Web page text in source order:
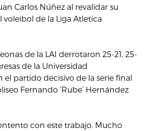
Carlos Núñez al revalidar su
de la Liga Atletica
de la LAI derrotaron 25-21, 25-
de la Universidad
el partido decisivo de la serie final
Fernando ‘Rube’ Hernández
con este trabajo. Mucho